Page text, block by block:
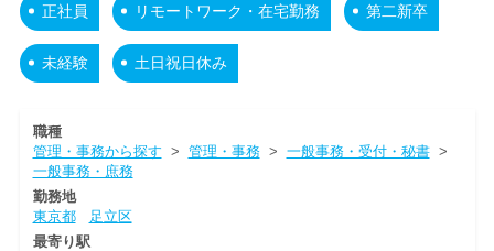
正社員 リモートワーク・在宅勤務 第二新卒
未経験 土日祝日休み
職種
管理・事務から探す > 管理・事務> 一般事務・受付・秘書>
一般事務・庶務
勤務地
東京都
足立区
最寄り駅